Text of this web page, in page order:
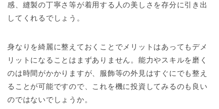
感、縫製の丁寧さ等が着用する人の美しさを存分に引き出
してくれるでしょう。
身なりを綺麗に整えておくことでメリットはあってもデメ
リットになることはまずありません。能力やスキルを磨く
のは時間がかかりますが、服飾等の外見はすぐにでも整え
ることが可能ですので、これを機に投資してみるのも良い
のではないでしょうか。